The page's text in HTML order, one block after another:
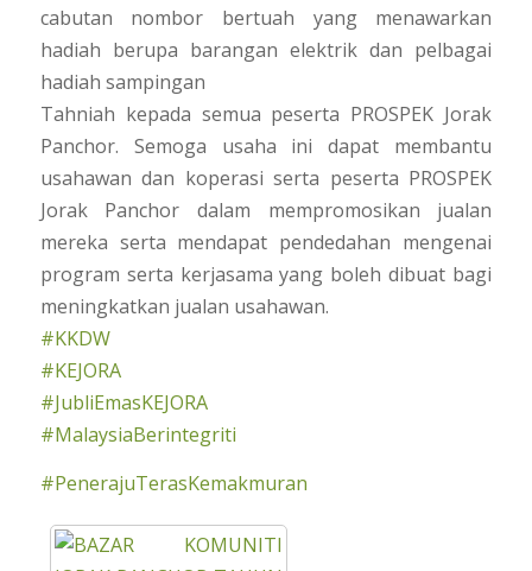
cabutan nombor bertuah yang menawarkan
hadiah berupa barangan elektrik dan pelbagai
hadiah sampingan
Tahniah kepada semua peserta PROSPEK Jorak
Panchor. Semoga usaha ini dapat membantu
usahawan dan koperasi serta peserta PROSPEK
Jorak Panchor dalam mempromosikan jualan
mereka serta mendapat pendedahan mengenai
program serta kerjasama yang boleh dibuat bagi
meningkatkan jualan usahawan.
#KKDW
#KEJORA
#JubliEmasKEJORA
#MalaysiaBerintegriti
#PenerajuTerasKemakmuran